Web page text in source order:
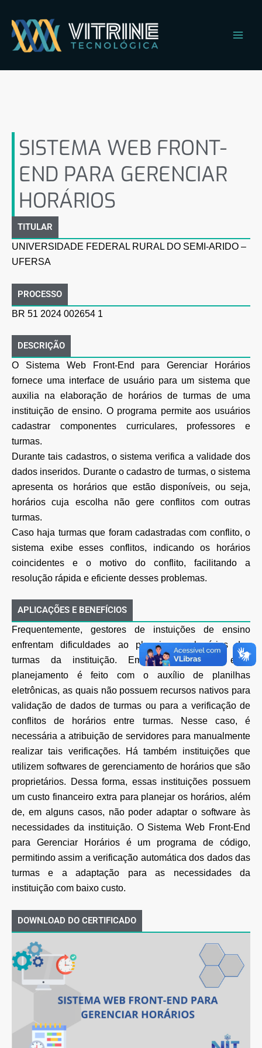
para
conteúdo
SISTEMA WEB FRONT-
END PARA GERENCIAR
HORÁRIOS
TITULAR
UNIVERSIDADE FEDERAL RURAL DO SEMI-ARIDO –
UFERSA
PROCESSO
BR 51 2024 002654 1
DESCRIÇÃO
O Sistema Web Front-End para Gerenciar Horários
fornece uma interface de usuário para um sistema que
auxilia na elaboração de horários de turmas de uma
instituição de ensino. O programa permite aos usuários
cadastrar componentes curriculares, professores e
turmas.
Durante tais cadastros, o sistema verifica a validade dos
dados inseridos. Durante o cadastro de turmas, o sistema
apresenta os horários que estão disponíveis, ou seja,
horários cuja escolha não gere conflitos com outras
turmas.
Caso haja turmas que foram cadastradas com conflito, o
sistema exibe esses conflitos, indicando os horários
coincidentes e o motivo do conflito, facilitando a
resolução rápida e eficiente desses problemas.
APLICAÇÕES E BENEFÍCIOS
Frequentemente, gestores de instuições de ensino
enfrentam dificuldades ao planejar os horários das
turmas da instituição. Em alguns casos, esse
planejamento é feito com o auxílio de planilhas
eletrônicas, as quais não possuem recursos nativos para
validação de dados de turmas ou para a verificação de
conflitos de horários entre turmas. Nesse caso, é
necessária a atribuição de servidores para manualmente
realizar tais verificações. Há também instituições que
utilizem softwares de gerenciamento de horários que são
proprietários. Dessa forma, essas instituições possuem
um custo financeiro extra para planejar os horários, além
de, em alguns casos, não poder adaptar o software às
necessidades da instituição. O Sistema Web Front-End
para Gerenciar Horários é um programa de código,
permitindo assim a verificação automática dos dados das
turmas e a adaptação para as necessidades da
instituição com baixo custo.
DOWNLOAD DO CERTIFICADO